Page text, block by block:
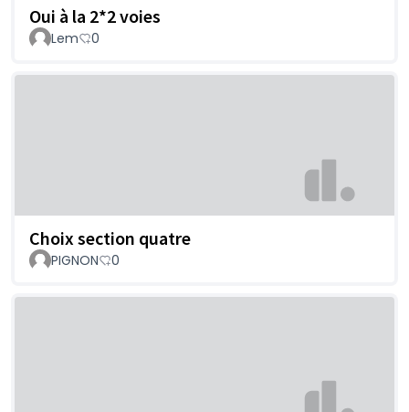
Oui à la 2*2 voies
Lem 0
Choix section quatre
PIGNON 0